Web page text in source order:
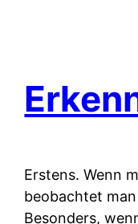
Erstens. Wenn
beobachtet
Besonders,